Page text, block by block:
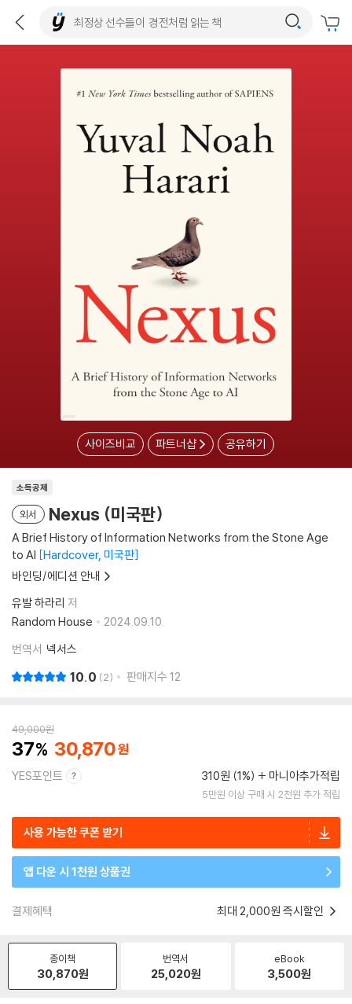
사이즈비교 파트너샵 공유하기
소득공제
외서 Nexus (미국판)
A Brief History of Information Networks from the Stone Age
to AI Hardcover, 미국판
바인딩/에디션 안내
유발 하라리 저
Random House
2024.09.10.
번역서 넥서스
10.0 2 판매지수 12
49,000원
37 30,870
YES포인트 310원 (1%) 마니아추가적립
5만원 이상 구매 시 2천원 추가 적립
사용 가능한 쿠폰 받기
앱 다운 시 1천원 상품권
결제혜택 최대 2,000원 즉시할인
종이책
30,870원
번역서
25,020원
eBook
3,500원